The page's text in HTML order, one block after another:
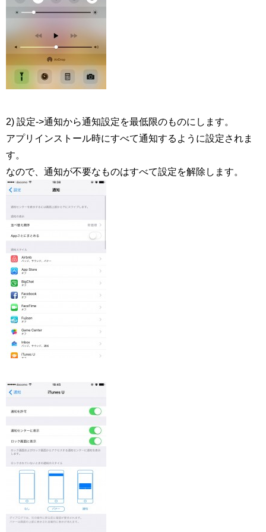
2) 設定->通知から通知設定を最低限のものにします。
アプリインストール時にすべて通知するように設定されま
す。
なので、通知が不要なものはすべて設定を解除します。